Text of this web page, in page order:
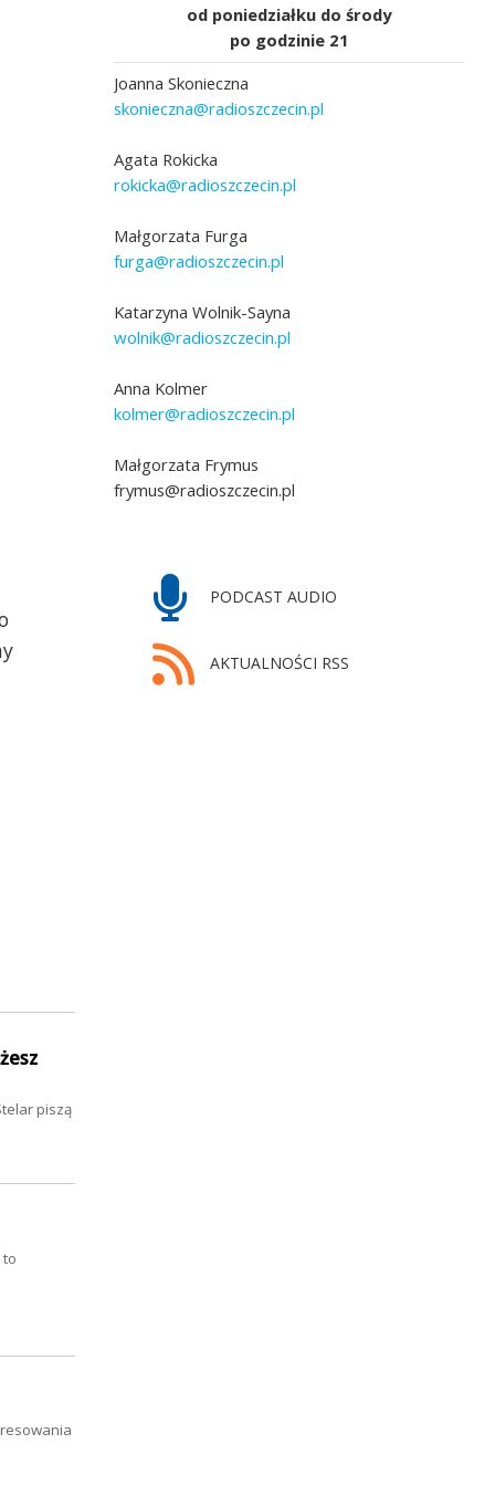
Hubala – Nowicka,
Anna Bijas – Roman,
Akademia Przyszłości
od poniedziałku do środy
po godzinie 21
Joanna Skonieczna
skonieczna@radioszczecin.pl
Agata Rokicka
rokicka@radioszczecin.pl
Małgorzata Furga
furga@radioszczecin.pl
Katarzyna Wolnik-Sayna
wolnik@radioszczecin.pl
Anna Kolmer
kolmer@radioszczecin.pl
Małgorzata Frymus
frymus@radioszczecin.pl
PODCAST AUDIO
AKTUALNOŚCI RSS
piszą